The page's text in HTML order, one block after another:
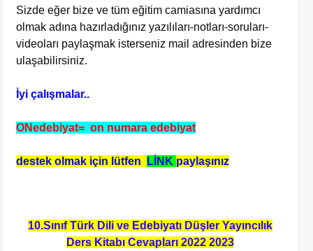
Sizde eğer bize ve tüm eğitim camiasına yardımcı
olmak adına hazırladığınız yazılıları-notları-soruları-
videoları paylaşmak isterseniz mail adresinden bize
ulaşabilirsiniz.
İyi çalışmalar..
ONedebiyat= on numara edebiyat
destek olmak için lütfen LİNK paylaşınız
10.Sınıf Türk Dili ve Edebiyatı Düşler Yayıncılık
Ders Kitabı Cevapları 2022 2023